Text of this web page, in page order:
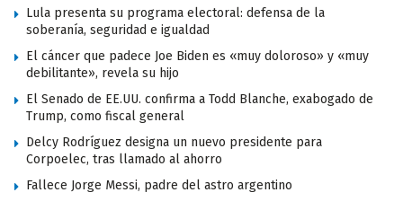
Lula presenta su programa electoral: defensa de la
soberanía, seguridad e igualdad
El cáncer que padece Joe Biden es «muy doloroso» y «muy
debilitante», revela su hijo
El Senado de EE.UU. confirma a Todd Blanche, exabogado de
Trump, como fiscal general
Delcy Rodríguez designa un nuevo presidente para
Corpoelec, tras llamado al ahorro
Fallece Jorge Messi, padre del astro argentino